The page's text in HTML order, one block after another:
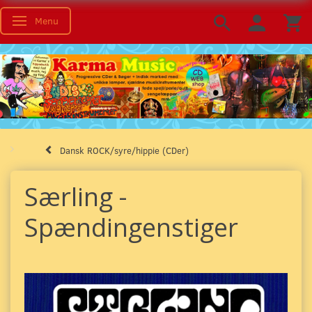
Skifte navigation
Menu
Dansk ROCK/syre/hippie (CDer)
Særling -
Spændingenstiger